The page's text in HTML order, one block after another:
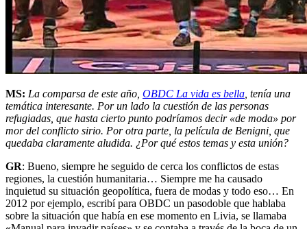
MS: La comparsa de este año, OBDC La vida es bella , tenía una
temática interesante. Por un lado la cuestión de las personas
refugiadas, que hasta cierto punto podríamos decir «de moda» por
mor del conflicto sirio. Por otra parte, la película de Benigni, que
quedaba claramente aludida. ¿Por qué estos temas y esta unión?
GR: Bueno, siempre he seguido de cerca los conflictos de estas
regiones, la cuestión humanitaria… Siempre me ha causado
inquietud su situación geopolítica, fuera de modas y todo eso… En
2012 por ejemplo, escribí para OBDC un pasodoble que hablaba
sobre la situación que había en ese momento en Livia, se llamaba